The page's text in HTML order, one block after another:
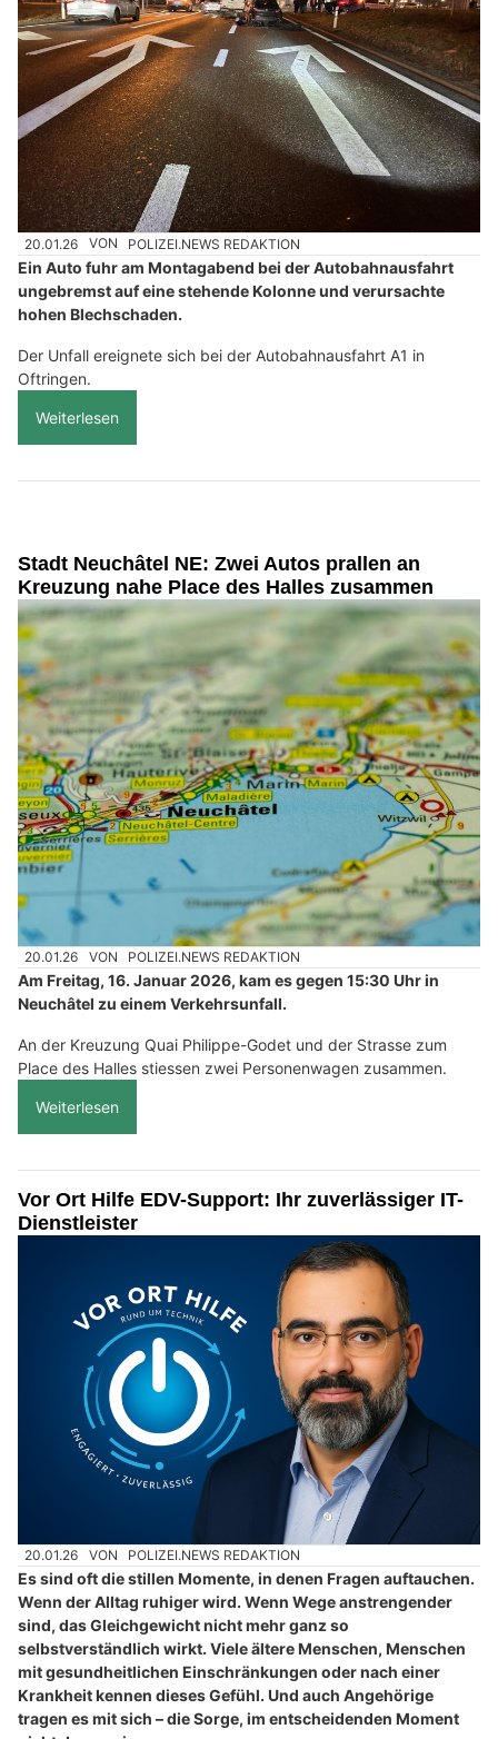
20.01.26 VON POLIZEI.NEWS REDAKTION
Ein Auto fuhr am Montagabend bei der Autobahnausfahrt
ungebremst auf eine stehende Kolonne und verursachte
hohen Blechschaden.
Der Unfall ereignete sich bei der Autobahnausfahrt A1 in
Oftringen.
Weiterlesen
Stadt Neuchâtel NE: Zwei Autos prallen an
Kreuzung nahe Place des Halles zusammen
20.01.26 VON POLIZEI.NEWS REDAKTION
Am Freitag, 16. Januar 2026, kam es gegen 15:30 Uhr in
Neuchâtel zu einem Verkehrsunfall.
An der Kreuzung Quai Philippe-Godet und der Strasse zum
Place des Halles stiessen zwei Personenwagen zusammen.
Weiterlesen
Vor Ort Hilfe EDV-Support: Ihr zuverlässiger IT-
Dienstleister
20.01.26 VON POLIZEI.NEWS REDAKTION
Es sind oft die stillen Momente, in denen Fragen auftauchen.
Wenn der Alltag ruhiger wird. Wenn Wege anstrengender
sind, das Gleichgewicht nicht mehr ganz so
selbstverständlich wirkt. Viele ältere Menschen, Menschen
mit gesundheitlichen Einschränkungen oder nach einer
Krankheit kennen dieses Gefühl. Und auch Angehörige
tragen es mit sich – die Sorge, im entscheidenden Moment